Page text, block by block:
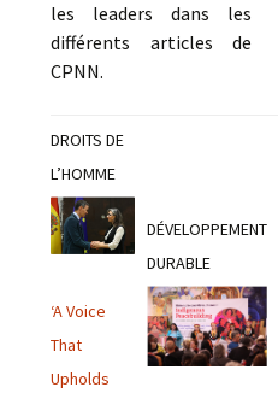
les leaders dans les
différents articles de
CPNN.
DROITS DE
L’HOMME
‘A Voice
That
Upholds
DÉVELOPPEMENT
DURABLE